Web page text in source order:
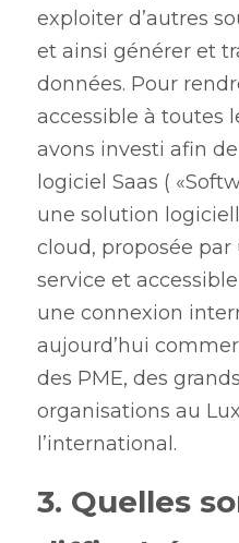
exploiter d’autres
et ainsi générer et
données. Pour
accessible à toutes
avons investi afin
logiciel Saas (
une solution
cloud, proposée
service et
une connexion
aujourd’hui
des PME, des
organisations au
l’international.
3. Quelles